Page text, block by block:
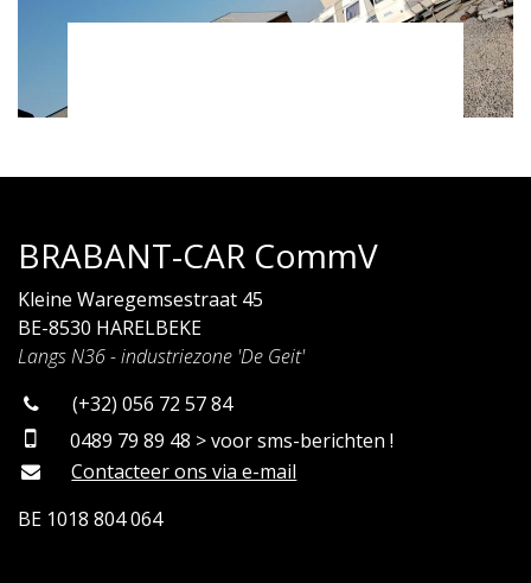
BRABANT-CAR CommV
Kleine Waregemsestraat 45
BE-8530 HARELBEKE
Langs N36 - industriezone 'De Geit'
(+32) 056 72 57 84
0489 79 89 48 > voor sms-berichten !
Contacteer ons via e-mail
BE 1018 804 064